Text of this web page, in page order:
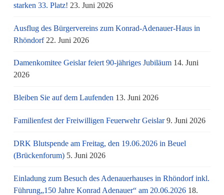
starken 33. Platz! 23. Juni 2026
Ausflug des Bürgervereins zum Konrad-Adenauer-Haus in
Rhöndorf 22. Juni 2026
Damenkomitee Geislar feiert 90-jähriges Jubiläum 14. Juni
2026
Bleiben Sie auf dem Laufenden 13. Juni 2026
Familienfest der Freiwilligen Feuerwehr Geislar 9. Juni 2026
DRK Blutspende am Freitag, den 19.06.2026 in Beuel
(Brückenforum) 5. Juni 2026
Einladung zum Besuch des Adenauerhauses in Rhöndorf inkl.
Führung„150 Jahre Konrad Adenauer“ am 20.06.2026 18.